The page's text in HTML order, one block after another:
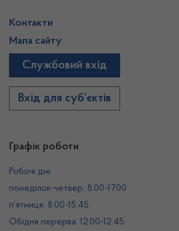
Графік роботи
Робочі дні:
понеділок-четвер: 8.00-17.00
п’ятниця: 8.00-15.45
Обідня перерва: 12.00-12.45
Контакти
Мапа сайту
Службовий вхід
Вхід для суб’єктів